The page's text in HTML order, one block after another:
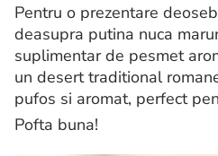
Pentru o prezentare
deasupra putina nuca
suplimentar de pesmet
un desert traditional
pufos si aromat, perfect
Pofta buna!